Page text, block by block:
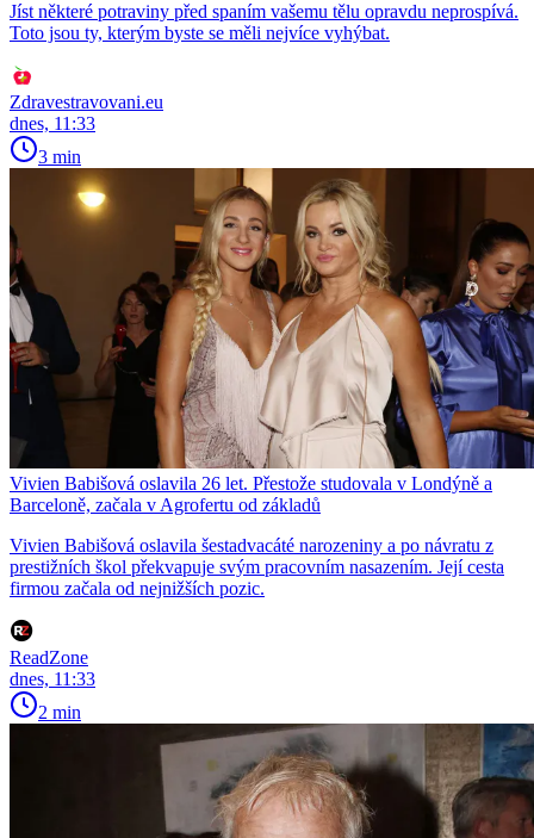
Jíst některé potraviny před spaním vašemu tělu opravdu neprospívá.
Toto jsou ty, kterým byste se měli nejvíce vyhýbat.
Zdravestravovani.eu
dnes, 11:33
3 min
Vivien Babišová oslavila 26 let. Přestože studovala v Londýně a
Barceloně, začala v Agrofertu od základů
Vivien Babišová oslavila šestadvacáté narozeniny a po návratu z
prestižních škol překvapuje svým pracovním nasazením. Její cesta
firmou začala od nejnižších pozic.
ReadZone
dnes, 11:33
2 min